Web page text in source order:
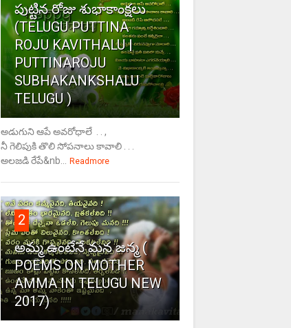
పుట్టిన రోజు శుభాకాంక్షలు
(TELUGU PUTTINA
ROJU KAVITHALU |
PUTTINAROJU
SUBHAKANKSHALU
TELUGU )
అడుగుని ఆపే అవరోధాలే . . ,
నీ గెలిపుకి తొలి సోపనాలు కావాలి . . .
అలజడి రేపే&nb...
Readmore
2
అమ్మ ఉంటేనే మన జన్మ (
POEMS ON MOTHER
AMMA IN TELUGU NEW
2017)